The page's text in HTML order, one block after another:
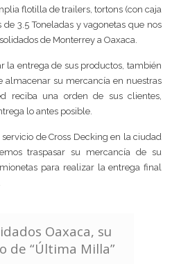
flotilla de trailers, tortons (con caja
3.5 Toneladas y vagonetas que nos
de Monterrey a Oaxaca.
la entrega de sus productos, también
almacenar su mercancía en nuestras
reciba una orden de sus clientes,
lo antes posible.
de Cross Decking en la ciudad
traspasar su mercancía de su
para realizar la entrega final
Oaxaca, su
de “Última Milla”